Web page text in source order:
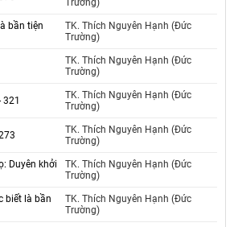
Trường)
bần tiện
TK. Thích Nguyên Hạnh (Đức
Trường)
TK. Thích Nguyên Hạnh (Đức
Trường)
TK. Thích Nguyên Hạnh (Đức
Trường)
TK. Thích Nguyên Hạnh (Đức
Trường)
Duyên khởi
TK. Thích Nguyên Hạnh (Đức
Trường)
biết là bần
TK. Thích Nguyên Hạnh (Đức
Trường)